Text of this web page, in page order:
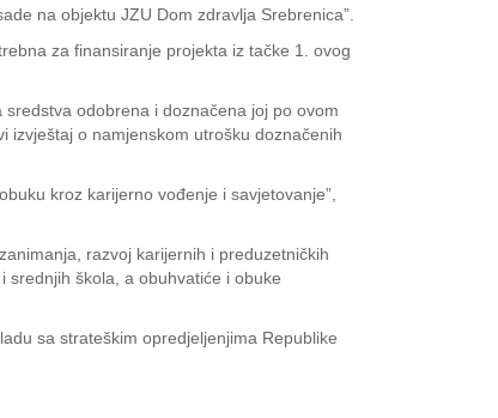
na objektu JZU Dom zdravlja Srebrenica”.
za finansiranje projekta iz tačke 1. ovog
odobrena i doznačena joj po ovom
izvještaj o namjenskom utrošku doznačenih
kroz karijerno vođenje i savjetovanje”,
razvoj karijernih i preduzetničkih
srednjih škola, a obuhvatiće i obuke
sa strateškim opredjeljenjima Republike